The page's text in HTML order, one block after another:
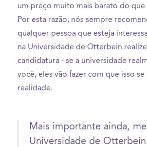
um preço muito mais barato do
Por esta razão, nós sempre
qualquer pessoa que esteja
na Universidade de Otterbein realize
candidatura - se a universidade
você, eles vão fazer com que isso
realidade.
Mais importante ainda,
Universidade de